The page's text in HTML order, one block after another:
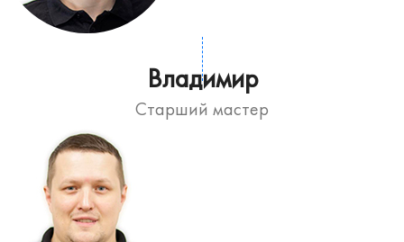
Владимир
Старший мастер